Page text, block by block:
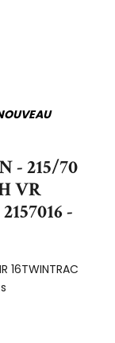
- 215/70
VR
-
16TWINTRAC